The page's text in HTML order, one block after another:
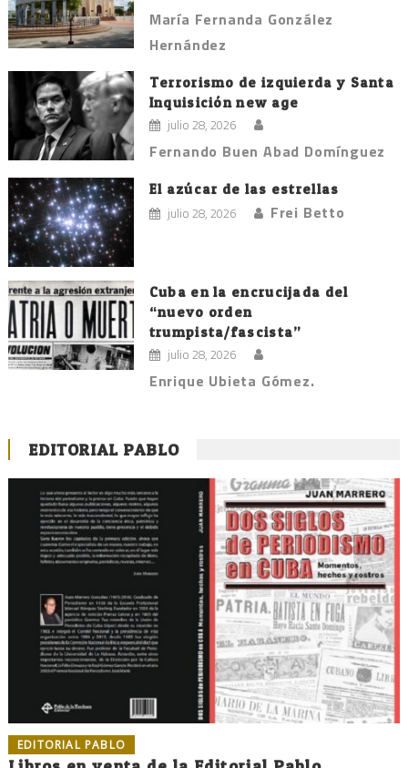
María Fernanda González
Hernández
Terrorismo de izquierda y Santa
Inquisición new age
julio 28, 2026
Fernando Buen Abad Domínguez
El azúcar de las estrellas
julio 28, 2026 Frei Betto
Cuba en la encrucijada del
“nuevo orden
trumpista/fascista”
julio 28, 2026
Enrique Ubieta Gómez.
EDITORIAL PABLO
EDITORIAL PABLO